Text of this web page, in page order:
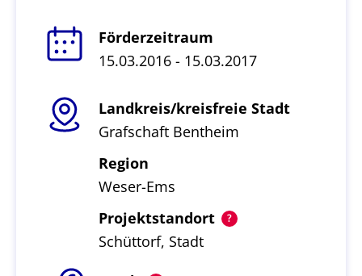
Förderzeitraum
15.03.2016 - 15.03.2017
Landkreis/kreisfreie Stadt
Grafschaft Bentheim
Region
Weser-Ems
Projektstandort
Schüttorf, Stadt